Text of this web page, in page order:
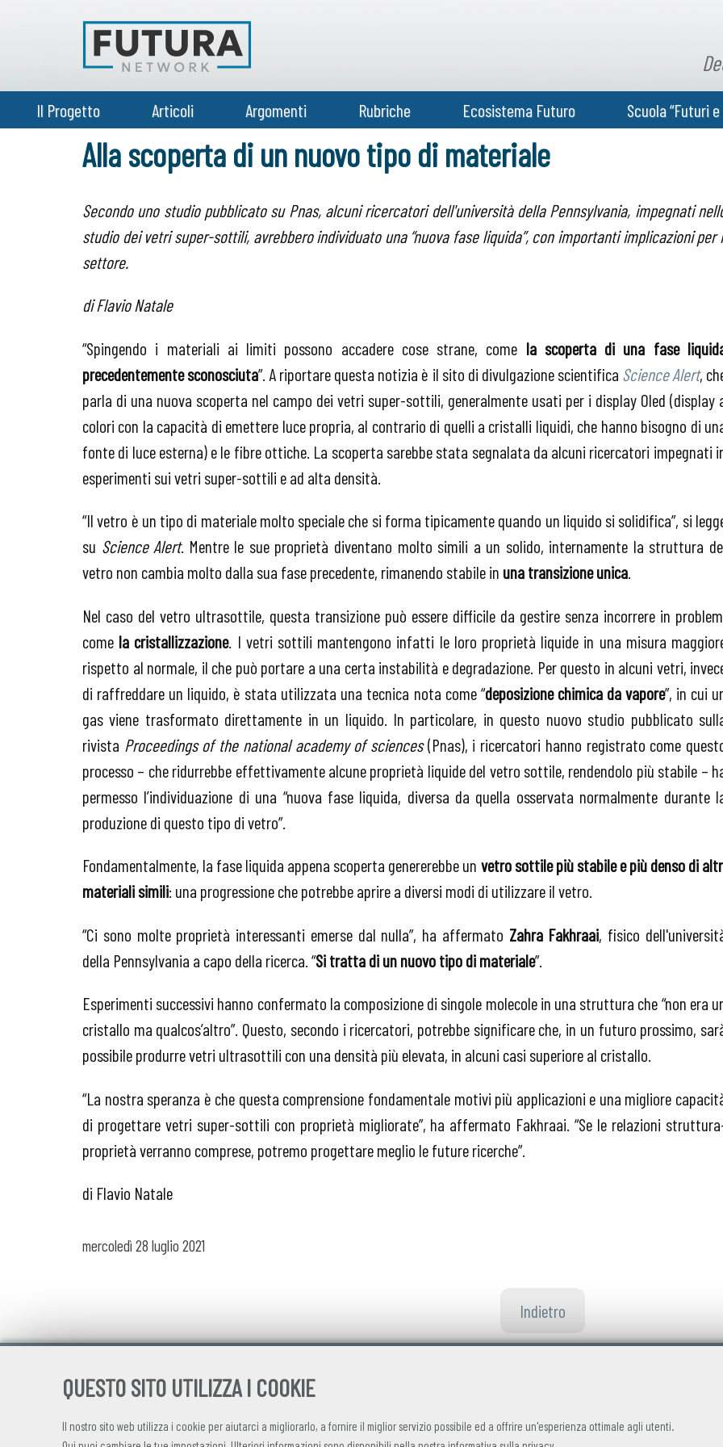
QUESTO SITO UTILIZZA I COOKIE
Il nostro sito web utilizza i cookie per aiutarci a migliorarlo, a fornire il miglior servizio possibile ed a offrire un'esperienza ottimale agli utenti.
Il Progetto Articoli Argomenti Rubriche Ecosistema Futuro Scuola “Futuri
Alla scoperta di un nuovo tipo di materiale
Secondo uno studio pubblicato su Pnas, alcuni ricercatori dell'università della Pennsylvania, impegnati
studio dei vetri super-sottili, avrebbero individuato una “nuova fase liquida”, con importanti implicazioni per
settore.
di Flavio Natale
“Spingendo i materiali ai limiti possono accadere cose strane, come la scoperta di una fase
precedentemente sconosciuta”. A riportare questa notizia è il sito di divulgazione scientifica Science Alert,
parla di una nuova scoperta nel campo dei vetri super-sottili, generalmente usati per i display Oled (display
colori con la capacità di emettere luce propria, al contrario di quelli a cristalli liquidi, che hanno bisogno di
fonte di luce esterna) e le fibre ottiche. La scoperta sarebbe stata segnalata da alcuni ricercatori impegnati
esperimenti sui vetri super-sottili e ad alta densità.
“Il vetro è un tipo di materiale molto speciale che si forma tipicamente quando un liquido si solidifica”, si
su Science Alert. Mentre le sue proprietà diventano molto simili a un solido, internamente la struttura
vetro non cambia molto dalla sua fase precedente, rimanendo stabile in una transizione unica
Nel caso del vetro ultrasottile, questa transizione può essere difficile da gestire senza incorrere in
come la cristallizzazione. I vetri sottili mantengono infatti le loro proprietà liquide in una misura
rispetto al normale, il che può portare a una certa instabilità e degradazione. Per questo in alcuni vetri,
di raffreddare un liquido, è stata utilizzata una tecnica nota come “deposizione chimica da vapore”, in cui
gas viene trasformato direttamente in un liquido. In particolare, in questo nuovo studio pubblicato
rivista Proceedings of the national academy of sciences(Pnas), i ricercatori hanno registrato come
processo – che ridurrebbe effettivamente alcune proprietà liquide del vetro sottile, rendendolo più stabile –
permesso l’individuazione di una “nuova fase liquida, diversa da quella osservata normalmente durante
produzione di questo tipo di vetro”.
Fondamentalmente, la fase liquida appena scoperta genererebbe un vetro sottile più stabile e più denso di
materiali simili: una progressione che potrebbe aprire a diversi modi di utilizzare il vetro.
“Ci sono molte proprietà interessanti emerse dal nulla”, ha affermato Zahra Fakhraai, fisico
della Pennsylvania a capo della ricerca. “Si tratta di un nuovo tipo di materiale”.
Esperimenti successivi hanno confermato la composizione di singole molecole in una struttura che “non era
cristallo ma qualcos’altro”. Questo, secondo i ricercatori, potrebbe significare che, in un futuro prossimo,
possibile produrre vetri ultrasottili con una densità più elevata, in alcuni casi superiore al cristallo.
“La nostra speranza è che questa comprensione fondamentale motivi più applicazioni e una migliore
di progettare vetri super-sottili con proprietà migliorate”, ha affermato Fakhraai. “Se le relazioni
proprietà verranno comprese, potremo progettare meglio le future ricerche”.
di Flavio Natale
mercoledì 28 luglio 2021
Indietro